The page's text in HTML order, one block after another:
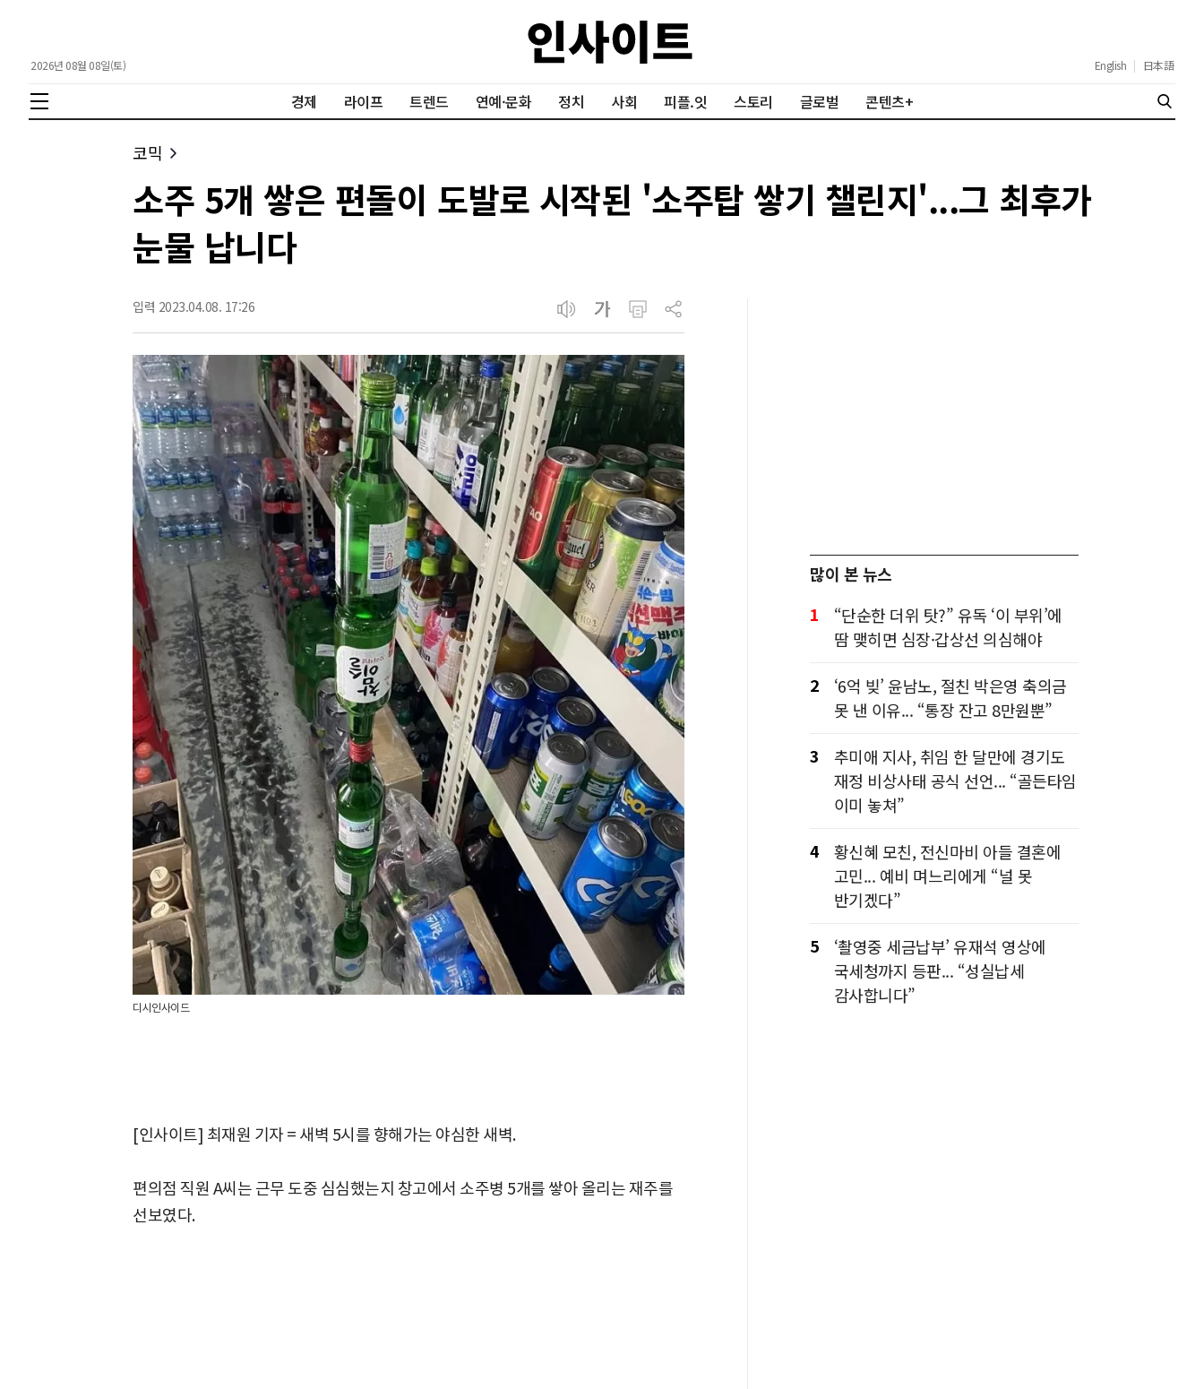
2026년 08월 08일(토) English | 日本語
경제 라이프 트렌드 연예·문화 정치 사회 피플.잇 스토리 글로벌 콘텐츠+
코믹
소주 5개 쌓은 편돌이 도발로 시작된 '소주탑 쌓기 챌린지'...그 최후가
눈물 납니다
입력 2023.04.08. 17:26
디시인사이드
[인사이트] 최재원 기자 = 새벽 5시를 향해가는 야심한 새벽.
편의점 직원 A씨는 근무 도중 심심했는지 창고에서 소주병 5개를 쌓아 올리는 재주를
선보였다.
많이 본 뉴스
1
“단순한 더위 탓?” 유독 ‘이 부위’에
땀 맺히면 심장·갑상선 의심해야
2
‘6억 빚’ 윤남노, 절친 박은영 축의금
못 낸 이유... “통장 잔고 8만원뿐”
3
추미애 지사, 취임 한 달만에 경기도
재정 비상사태 공식 선언... “골든타임
이미 놓쳐”
4
황신혜 모친, 전신마비 아들 결혼에
고민... 예비 며느리에게 “널 못
반기겠다”
5
‘촬영중 세금납부’ 유재석 영상에
국세청까지 등판... “성실납세
감사합니다”